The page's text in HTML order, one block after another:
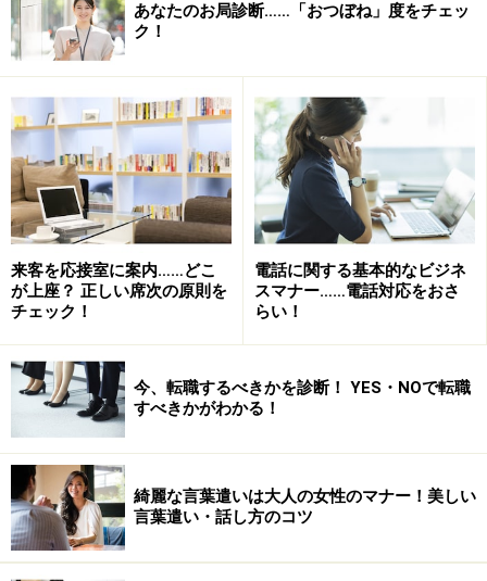
あなたのお局診断……「おつぼね」度をチェッ
ク！
来客を応接室に案内……どこ
が上座？ 正しい席次の原則を
チェック！
電話に関する基本的なビジネ
スマナー……電話対応をおさ
らい！
今、転職するべきかを診断！ YES・NOで転職
すべきかがわかる！
綺麗な言葉遣いは大人の女性のマナー！美しい
言葉遣い・話し方のコツ